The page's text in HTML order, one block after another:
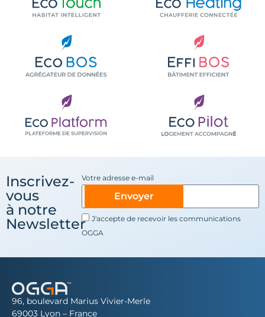
Inscrivez-
vous
à notre
Newsletter
Votre adresse e-mail
J'accepte de recevoir les communications
OGGA
Envoyer
96, boulevard Marius Vivier-Merle
69003 Lyon – France